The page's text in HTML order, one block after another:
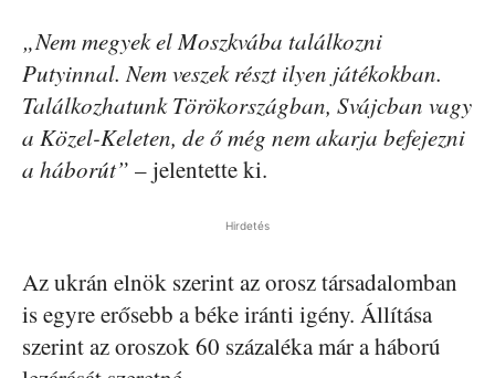
„Nem megyek el Moszkvába találkozni
Putyinnal. Nem veszek részt ilyen játékokban.
Találkozhatunk Törökországban, Svájcban vagy
a Közel-Keleten, de ő még nem akarja befejezni
a háborút” – jelentette ki.
Hirdetés
Az ukrán elnök szerint az orosz társadalomban
is egyre erősebb a béke iránti igény. Állítása
szerint az oroszok 60 százaléka már a háború